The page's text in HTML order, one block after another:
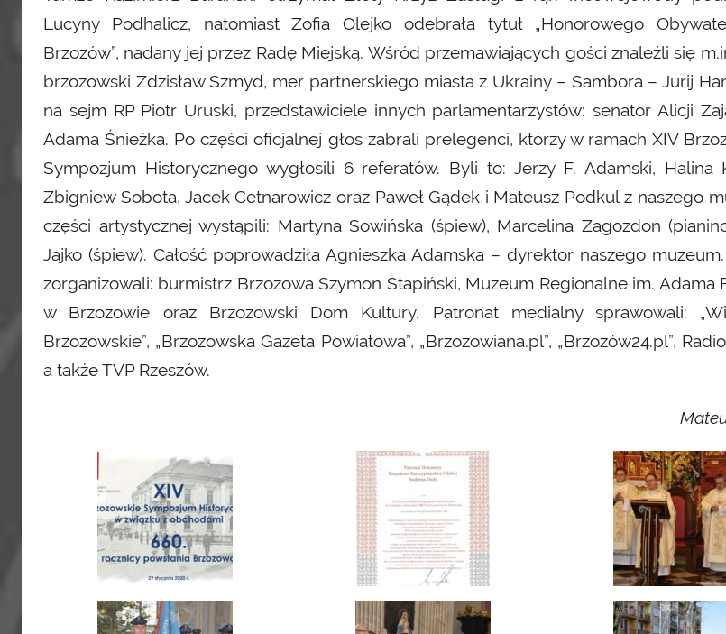
Lucyny Podhalicz, natomiast Zofia Olejko odebrała tytuł „Honorowego
Brzozów”, nadany jej przez Radę Miejską. Wśród przemawiających gości znaleźli się
brzozowski Zdzisław Szmyd, mer partnerskiego miasta z Ukrainy – Sambora – Jurij
na sejm RP Piotr Uruski, przedstawiciele innych parlamentarzystów: senator Alicji
Adama Śnieżka. Po części oficjalnej głos zabrali prelegenci, którzy w ramach XIV
Sympozjum Historycznego wygłosili 6 referatów. Byli to: Jerzy F. Adamski, Halina
Zbigniew Sobota, Jacek Cetnarowicz oraz Paweł Gądek i Mateusz Podkul z naszego
części artystycznej wystąpili: Martyna Sowińska (śpiew), Marcelina Zagozdon
Jajko (śpiew). Całość poprowadziła Agnieszka Adamska – dyrektor naszego
zorganizowali: burmistrz Brzozowa Szymon Stapiński, Muzeum Regionalne im. Adama
w Brzozowie oraz Brzozowski Dom Kultury. Patronat medialny sprawowali:
Brzozowskie”, „Brzozowska Gazeta Powiatowa”, „Brzozowiana.pl”, „Brzozów24.pl”,
a także TVP Rzeszów.